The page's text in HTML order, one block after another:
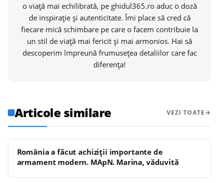
o viață mai echilibrată, pe ghidul365.ro aduc o doză
de inspirație și autenticitate. Îmi place să cred că
fiecare mică schimbare pe care o facem contribuie la
un stil de viață mai fericit și mai armonios. Hai să
descoperim împreună frumusețea detaliilor care fac
diferența!
Articole similare VEZI TOATE
România a făcut achiziții importante de
armament modern. MApN. Marina, văduvită